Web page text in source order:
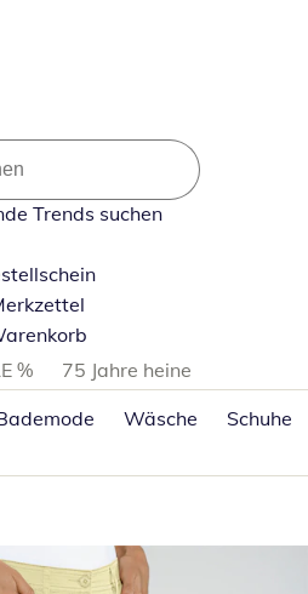
Trends suchen
%
75 Jahre heine
Wäsche Schuhe